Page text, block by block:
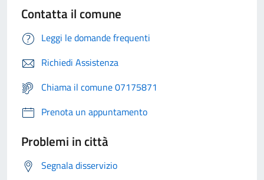
Contatta il comune
Leggi le domande frequenti
Richiedi Assistenza
Chiama il comune 07175871
Prenota un appuntamento
Problemi in città
Segnala disservizio